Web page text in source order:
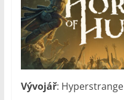
Vývojář: Hyperstrange